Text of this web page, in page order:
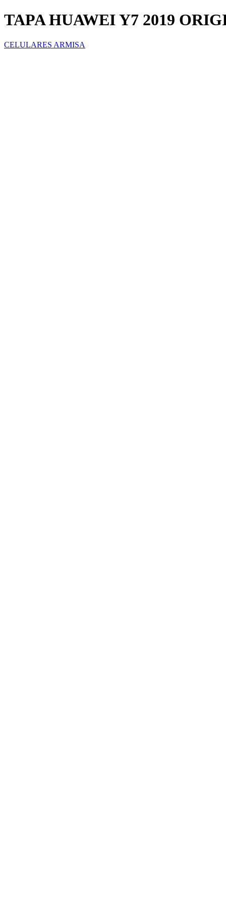
TAPA HUAWEI Y7 2019
CELULARES ARMISA